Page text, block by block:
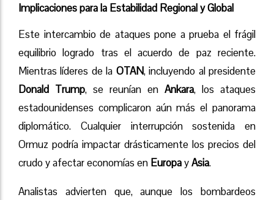
Implicaciones para la Estabilidad Regional y Global
Este intercambio de ataques pone a prueba el frágil
equilibrio logrado tras el acuerdo de paz reciente.
Mientras líderes de la OTAN, incluyendo al presidente
Donald Trump, se reunían en Ankara, los ataques
estadounidenses complicaron aún más el panorama
diplomático. Cualquier interrupción sostenida en
Ormuz podría impactar drásticamente los precios del
crudo y afectar economías en EuropayAsia.
Analistas advierten que, aunque los bombardeos